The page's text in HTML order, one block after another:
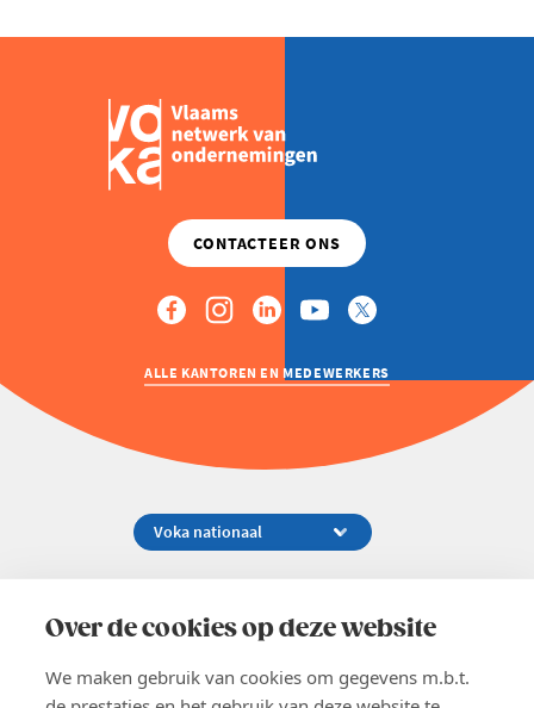
Over de cookies op deze website
We maken gebruik van cookies om gegevens m.b.t.
ALLE KANTOREN EN MEDEWERKERS
02 229 81 11